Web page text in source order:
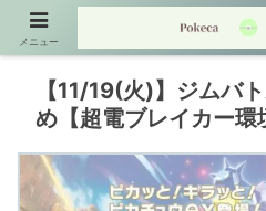
【11/19(火)】ジムバ
め【超電ブレイカー環
メニュー